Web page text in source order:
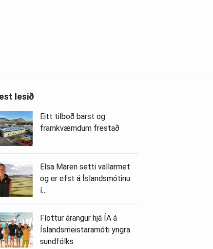
lesið
Eitt tilboð barst og
framkvæmdum frestað
Elsa Maren setti vallarmet
og er efst á Íslandsmótinu
í…
Flottur árangur hjá ÍA á
Íslandsmeistaramóti yngra
sundfólks